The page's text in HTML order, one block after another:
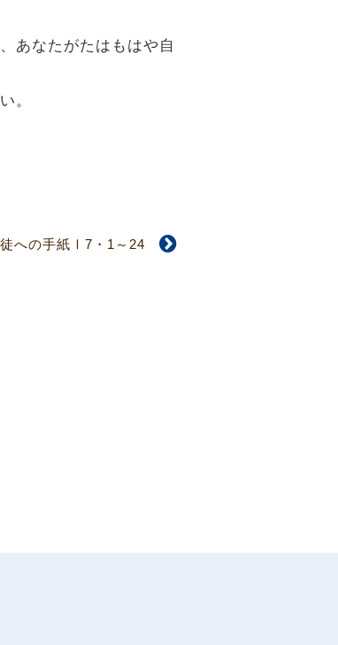
あなたがたはもはや自
。
への手紙Ⅰ7・1～24